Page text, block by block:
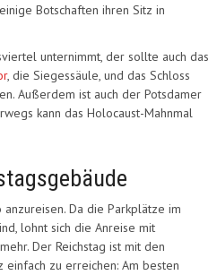
Botschaften ihren Sitz in
unternimmt, der sollte auch das
, die Siegessäule, und das Schloss
Außerdem ist auch der Potsdamer
kann das Holocaust-Mahnmal
Da die Parkplätze im
lohnt sich die Anreise mit
Der Reichstag ist mit den
zu erreichen: Am besten